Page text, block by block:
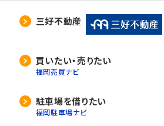
三好不動産
買いたい・売りたい
福岡売買ナビ
駐車場を借りたい
福岡駐車場ナビ